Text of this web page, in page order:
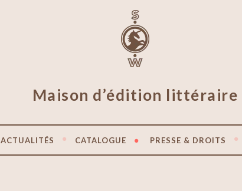
Maison d’édition littéraire
ACTUALITÉS CATALOGUE PRESSE & DROITS